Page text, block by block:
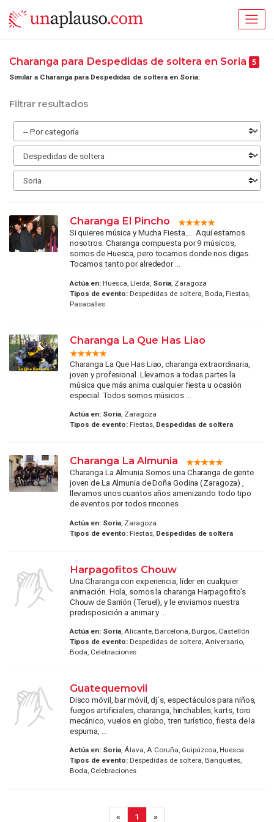
Charanga para Despedidas de soltera en Soria 5
Similar a Charanga para Despedidas de soltera en Soria:
Filtrar resultados
Charanga El Pincho
Si quieres música y Mucha Fiesta..... Aquí estamos
nosotros. Charanga compuesta por 9 músicos,
somos de Huesca, pero tocamos donde nos digas.
Tocamos tanto por alrededor ...
Actúa en:Huesca, Lleida, Soria, Zaragoza
Tipos de evento:Despedidas de soltera, Boda, Fiestas,
Pasacalles
Charanga La Que Has Liao
Charanga La Que Has Liao, charanga extraordinaria,
joven y profesional. Llevamos a todas partes la
música que más anima cualquier fiesta u ocasión
especial. Todos somos músicos ...
Actúa en: Soria, Zaragoza
Tipos de evento:Fiestas, Despedidas de soltera
Charanga La Almunia
Charanga La Almunia Somos una Charanga de gente
joven de La Almunia de Doña Godina (Zaragoza) ,
llevamos unos cuantos años amenizando todo tipo
de eventos por todos rincones ...
Actúa en: Soria, Zaragoza
Tipos de evento:Fiestas, Despedidas de soltera
Harpagofitos Chouw
Una Charanga con experiencia, líder en cualquier
animación. Hola, somos la charanga Harpagofito's
Chouw de Sarrión (Teruel), y le enviamos nuestra
predisposición a animar y ...
Actúa en: Soria, Alicante, Barcelona, Burgos, Castellón
Tipos de evento:Despedidas de soltera, Aniversario,
Boda, Celebraciones
Guatequemovil
Disco móvil, bar móvil, dj´s, espectáculos para niños,
fuegos artificiales, charanga, hinchables, karts, toro
mecánico, vuelos en globo, tren turístico, fiesta de la
espuma, ...
Actúa en: Soria, Álava, A Coruña, Guipúzcoa, Huesca
Tipos de evento:Despedidas de soltera, Banquetes,
Boda, Celebraciones
« 1 »